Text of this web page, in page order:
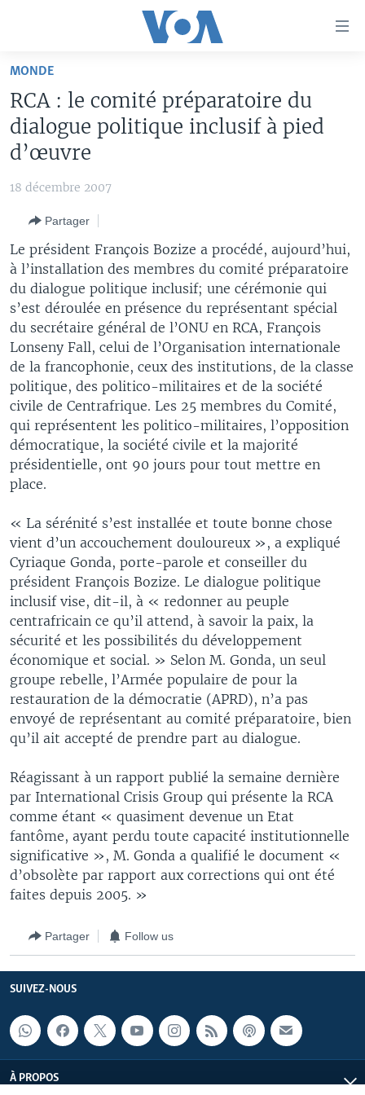
Retour
navigation
principale
recherche
AFRIQUE
ÉTATS-UNIS
TV
LE MONDE AUJOURD'HUI
FOCUS SAHEL
REPORTAGES
VOUS + NOUS
CARNET DE SANTÉ
RADIO
LE MONDE AU FÉMININ
L'AMÉRIQUE ET VOUS
DIALOGUE DES RELIGIONS
RM SHOW
LINGALA
SANGO
Apprenez L'anglais
SUIVEZ-NOUS
MONDE
RCA : le comité préparatoire du
dialogue politique inclusif à pied
d’œuvre
18 décembre 2007
Partager
Le président François Bozize a procédé, aujourd’hui,
à l’installation des membres du comité préparatoire
du dialogue politique inclusif; une cérémonie qui
s’est déroulée en présence du représentant spécial
du secrétaire général de l’ONU en RCA, François
Lonseny Fall, celui de l’Organisation internationale
de la francophonie, ceux des institutions, de la classe
politique, des politico-militaires et de la société
civile de Centrafrique. Les 25 membres du Comité,
qui représentent les politico-militaires, l’opposition
démocratique, la société civile et la majorité
présidentielle, ont 90 jours pour tout mettre en
place.
« La sérénité s’est installée et toute bonne chose
vient d’un accouchement douloureux », a expliqué
Cyriaque Gonda, porte-parole et conseiller du
président François Bozize. Le dialogue politique
inclusif vise, dit-il, à « redonner au peuple
centrafricain ce qu’il attend, à savoir la paix, la
sécurité et les possibilités du développement
économique et social. » Selon M. Gonda, un seul
groupe rebelle, l’Armée populaire de pour la
restauration de la démocratie (APRD), n’a pas
envoyé de représentant au comité préparatoire, bien
qu’il ait accepté de prendre part au dialogue.
Réagissant à un rapport publié la semaine dernière
par International Crisis Group qui présente la RCA
comme étant « quasiment devenue un Etat
fantôme, ayant perdu toute capacité institutionnelle
significative », M. Gonda a qualifié le document «
d’obsolète par rapport aux corrections qui ont été
faites depuis 2005. »
Partager Follow us
SUIVEZ-NOUS
À PROPOS